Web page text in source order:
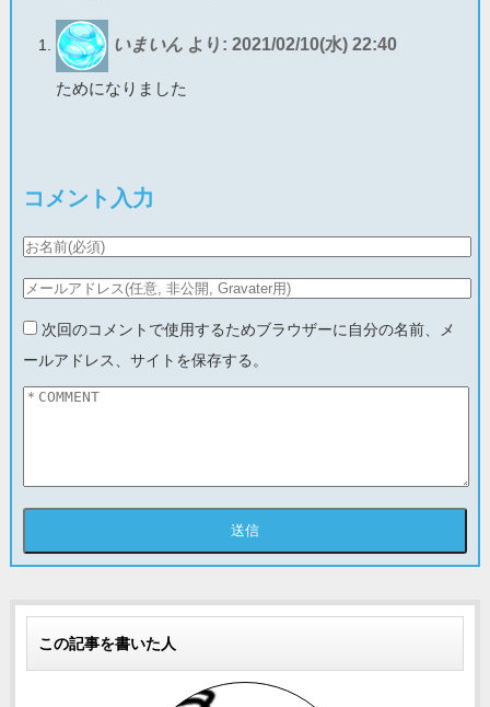
いまいん より: 2021/02/10(水) 22:40
ためになりました
コメント入力
次回のコメントで使用するためブラウザーに自分の名前、メ
ールアドレス、サイトを保存する。
この記事を書いた人